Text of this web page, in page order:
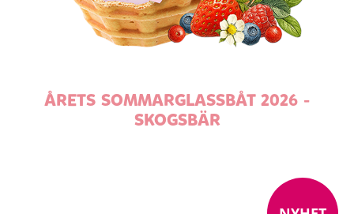
ÅRETS SOMMARGLASSBÅT 2026 -
SKOGSBÄR